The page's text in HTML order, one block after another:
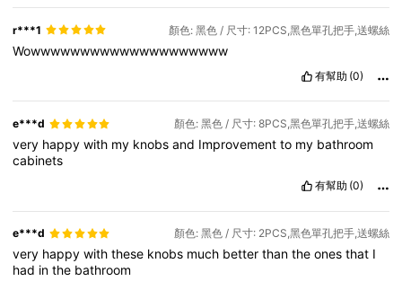
r***1 顏色: 黑色 / 尺寸: 12PCS,黑色單孔把手,送螺絲
Wowwwwwwwwwwwwwwwwwwww
有幫助 (0)
e***d 顏色: 黑色 / 尺寸: 8PCS,黑色單孔把手,送螺絲
very happywith my knobsand Improvementto my bathroom
cabinets
有幫助 (0)
e***d 顏色: 黑色 / 尺寸: 2PCS,黑色單孔把手,送螺絲
very happywiththese knobs much betterthantheonesthat I
had inthe bathroom